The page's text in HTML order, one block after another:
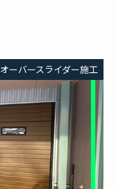
オーバースライダー施工